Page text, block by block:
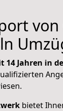
14 Jahren in
bietet